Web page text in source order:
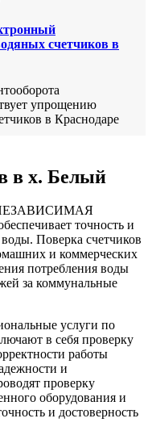
счетчиков в
упрощению
в Краснодаре
в х. Белый
"НЕЗАВИСИМАЯ
точность и
Поверка счетчиков
и коммерческих
потребления воды
за коммунальные
услуги по
в себя проверку
работы
и
проверку
оборудования и
и достоверность